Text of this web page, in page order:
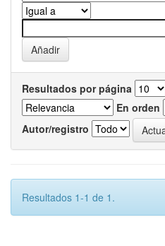
Resultados por página
En orden
Autor/registro
Resultados 1-1 de 1.